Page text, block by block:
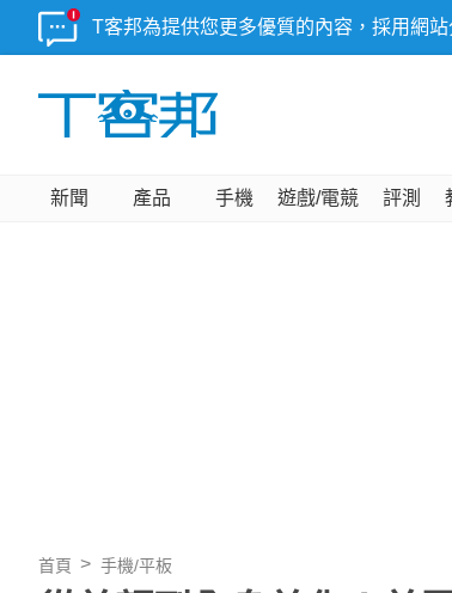
T客邦為提供您更多優質的內容，採用網
新聞 產品 手機 遊戲/電競 評測
首頁 手機/平板